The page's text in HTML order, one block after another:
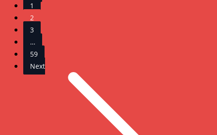
1
2
3
…
59
Next